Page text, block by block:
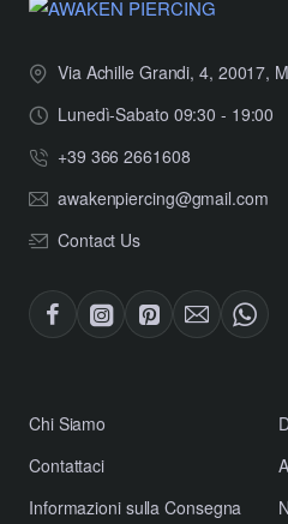
Via Achille Grandi, 4, 20017,
Lunedì-Sabato 09:30 - 19:00
+39 366 2661608
awakenpiercing@gmail.com
Contact Us
​Chi Siamo
Contattaci
​Informazioni sulla Consegna